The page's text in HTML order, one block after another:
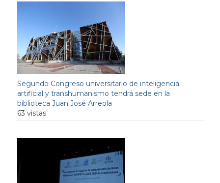
Segundo Congreso universitario de inteligencia
artificial y transhumanismo tendrá sede en la
biblioteca Juan José Arreola
63 vistas